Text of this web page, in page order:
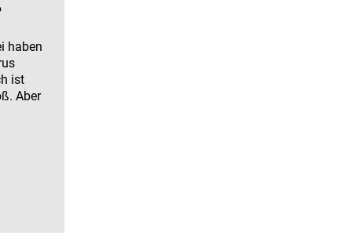
haben
ist
Aber